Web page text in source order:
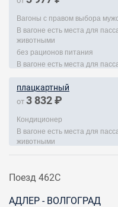
Вагоны с правом выбора
В вагоне есть места для
животными
без рационов питания
В вагоне есть места для
плацкартный
от 3 832 ₽
Кондиционер
В вагоне есть места для
животными
Поезд 462С
АДЛЕР - ВОЛГОГРАД